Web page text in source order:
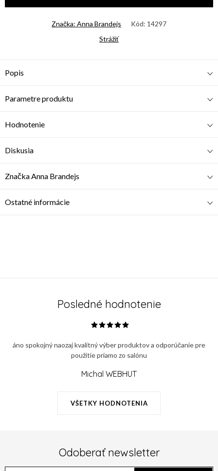
Značka: Anna Brandejs Kód: 14297
Strážiť
Popis
Parametre produktu
Hodnotenie
Diskusia
ZnačkaAnna Brandejs
Ostatné informácie
Posledné hodnotenie
VŠETKY HODNOTENIA
áno spokojný naozaj kvalitný výber produktov a odporúčanie pre
použitie priamo zo salónu
Michal WEBHUT
Odoberať newsletter